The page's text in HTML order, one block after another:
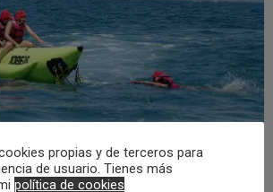
propias y de terceros para
de usuario. Tienes más
política de cookies